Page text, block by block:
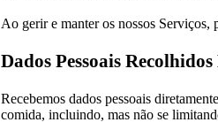
Ao gerir e manter os nossos Serviços,
Dados Pessoais
Recebemos dados pessoais
comida, incluindo, mas não se